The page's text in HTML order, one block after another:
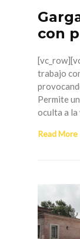
con
trabajo
Permite
oculta a la
Read More